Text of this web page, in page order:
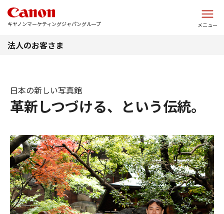
キヤノンマーケティングジャパングループ メニュー
法人のお客さま
革新しつづける、という伝統。
日本の新しい写真館